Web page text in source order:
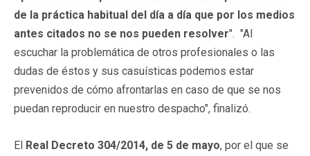
de la práctica habitual del día a día que por los medios
antes citados no se nos pueden resolver". "Al
escuchar la problemática de otros profesionales o las
dudas de éstos y sus casuísticas podemos estar
prevenidos de cómo afrontarlas en caso de que se nos
puedan reproducir en nuestro despacho", finalizó.
El Real Decreto 304/2014, de 5 de mayo, por el que se